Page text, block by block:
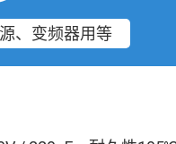
、变频器用等